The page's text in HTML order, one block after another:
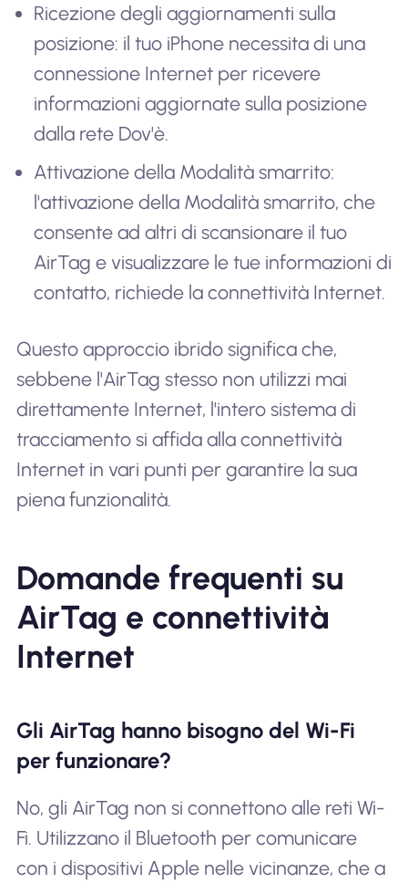
Ricezione degli aggiornamenti sulla
posizione: il tuo iPhone necessita di una
connessione Internet per ricevere
informazioni aggiornate sulla posizione
dalla rete Dov'è.
Attivazione della Modalità smarrito:
l'attivazione della Modalità smarrito, che
consente ad altri di scansionare il tuo
AirTag e visualizzare le tue informazioni di
contatto, richiede la connettività Internet.
Questo approccio ibrido significa che,
sebbene l'AirTag stesso non utilizzi mai
direttamente Internet, l'intero sistema di
tracciamento si affida alla connettività
Internet in vari punti per garantire la sua
piena funzionalità.
Domande frequenti su
AirTag e connettività
Internet
Gli AirTag hanno bisogno del Wi-Fi
per funzionare?
No, gli AirTag non si connettono alle reti Wi-
Fi. Utilizzano il Bluetooth per comunicare
con i dispositivi Apple nelle vicinanze, che a